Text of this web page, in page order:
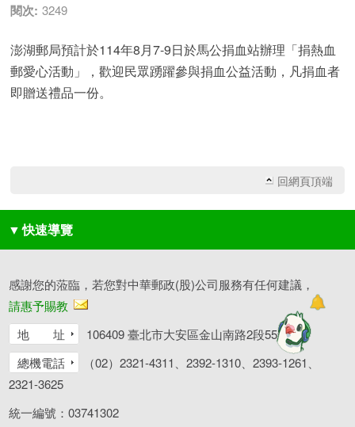
閱次: 3249
澎湖郵局預計於114年8月7-9日於馬公捐血站辦理「捐熱血
郵愛心活動」，歡迎民眾踴躍參與捐血公益活動，凡捐血者
即贈送禮品一份。
回網頁頂端
▼ 快速導覽
感謝您的蒞臨，若您對中華郵政(股)公司服務有任何建議，
請惠予賜教
地 址
106409 臺北市大安區金山南路2段55號
總機電話
（02）2321-4311、2392-1310、2393-1261、
2321-3625
統一編號：03741302